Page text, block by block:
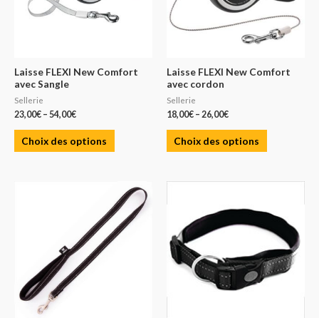
Laisse FLEXI New Comfort
avec Sangle
Sellerie
23,00€ – 54,00€
Choix des options
Laisse FLEXI New Comfort
avec cordon
Sellerie
18,00€ – 26,00€
Choix des options